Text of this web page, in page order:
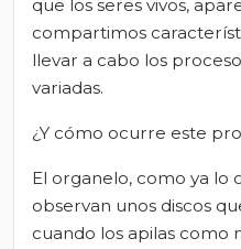
que los seres vivos,
compartimos
llevar a cabo los
variadas.
¿Y cómo ocurre este
El organelo, como ya lo
observan unos discos
cuando los apilas como